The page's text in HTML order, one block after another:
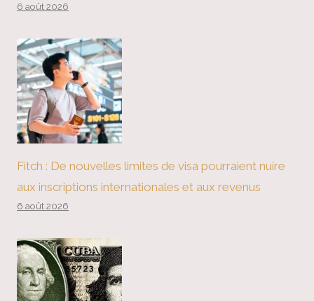
6 août 2026
Fitch : De nouvelles limites de visa pourraient nuire
aux inscriptions internationales et aux revenus
6 août 2026